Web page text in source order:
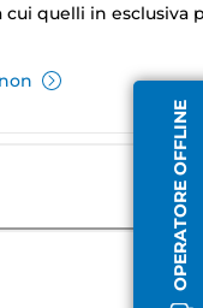
OPERATORE OFFLINE
quelli in esclusiva